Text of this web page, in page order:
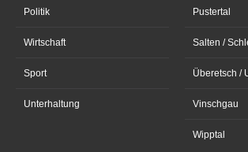
Politik
Wirtschaft
Sport
Unterhaltung
Pustertal
Salten /
Überetsch /
Vinschgau
Wipptal